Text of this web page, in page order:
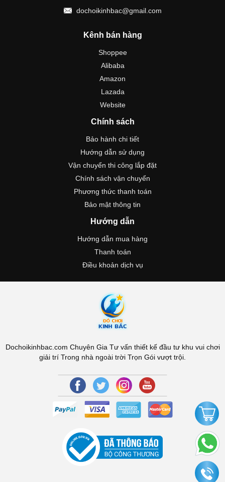
dochoikinhbac@gmail.com
Kênh bán hàng
Shoppee
Alibaba
Amazon
Lazada
Website
Chính sách
Bảo hành chi tiết
Hướng dẫn sử dụng
Vận chuyển thi công lắp đặt
Chính sách vận chuyển
Phương thức thanh toán
Bảo mật thông tin
Hướng dẫn
Hướng dẫn mua hàng
Thanh toán
Điều khoản dịch vụ
Dochoikinhbac.com Chuyên Gia Tư vấn thiết kế đầu tư khu vui chơi
giải trí Trong nhà ngoài trời Trọn Gói vượt trội.